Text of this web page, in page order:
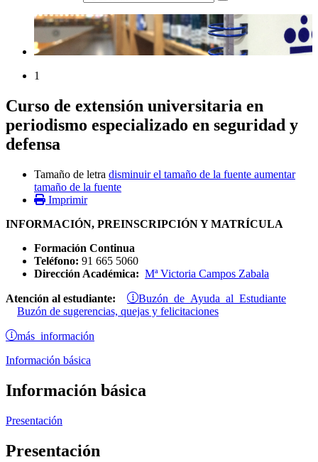
1
Curso de extensión universitaria en
periodismo especializado en seguridad y
defensa
Tamaño de letra disminuir el tamaño de la fuente aumentar
tamaño de la fuente
Imprimir
INFORMACIÓN, PREINSCRIPCIÓN Y MATRÍCULA
Formación Continua
Teléfono: 91 665 5060
Dirección Académica: Mª Victoria Campos Zabala
Atención al estudiante: Buzón de Ayuda al Estudiante
Buzón de sugerencias, quejas y felicitaciones
más información
Información básica
Información básica
Presentación
Presentación